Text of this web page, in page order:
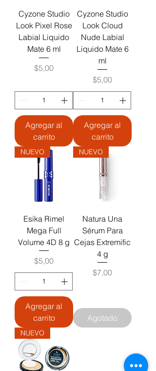
Cyzone Studio
Look Pixel Rose
Labial Liquido
Mate 6 ml
Precio
$5,00
Agregar al
carrito
Cyzone Studio
Look Cloud
Nude Labial
Liquido Mate 6
ml
Precio
$5,00
Agregar al
carrito
NUEVO
Esika Rimel
Mega Full
Volume 4D 8 g
Precio
$5,00
Agregar al
carrito
NUEVO
Natura Una
Sérum Para
Cejas Extremific
4 g
Precio
$7,00
Agotado
NUEVO